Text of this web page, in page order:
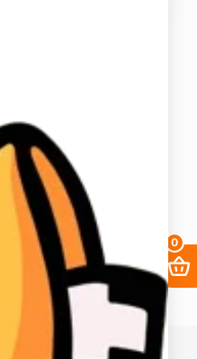
в ближайшее
в поддержку. Магазин
доступа,
либо копировании
не принадлежит
и наших клиентов для
купить аккаунты
0